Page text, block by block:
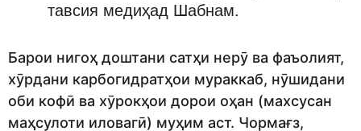
тавсия медиҳад Шабнам.
Барои нигоҳ доштани сатҳи нерӯ ва фаъолият,
хӯрдани карбогидратҳои мураккаб, нӯшидани
оби кофӣ ва хӯрокҳои дорои оҳан (махсусан
маҳсулоти иловагӣ) муҳим аст. Чормағз,